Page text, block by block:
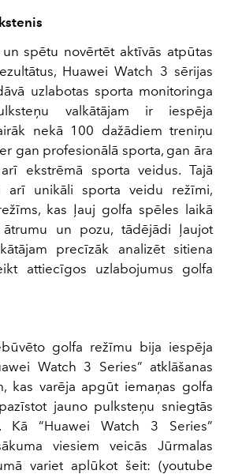
spētu novērtēt aktīvās atpūtas
Huawei Watch 3 sērijas
uzlabotas sporta monitoringa
valkātājam ir iespēja
nekā 100 dažādiem treniņu
gan profesionālā sporta, gan āra
ekstrēmā sporta veidus. Tajā
arī unikāli sporta veidu režīmi,
kas ļauj golfa spēles laikā
ātrumu un pozu, tādējādi ļaujot
precīzāk analizēt sitiena
attiecīgos uzlabojumus golfa
golfa režīmu bija iespēja
Watch 3 Series” atklāšanas
kas varēja apgūt iemaņas golfa
jauno pulksteņu sniegtās
Kā “Huawei Watch 3 Series”
viesiem veicās Jūrmalas
variet aplūkot šeit: (youtube